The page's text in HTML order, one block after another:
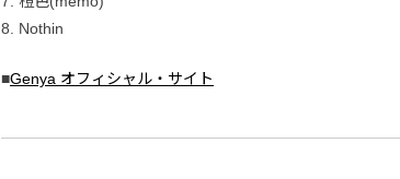
8. Nothin
■Genya オフィシャル・サイト